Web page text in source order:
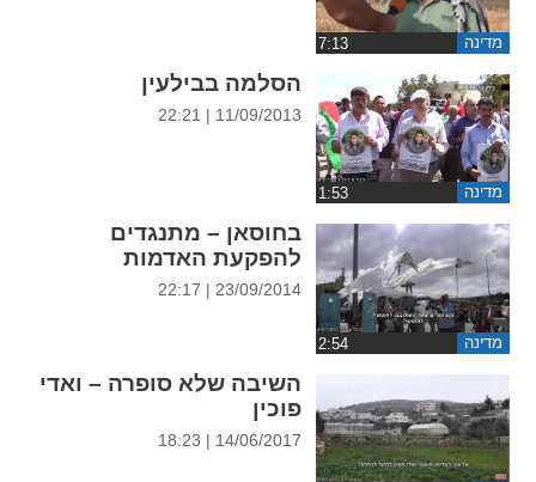
cached
כל
ההגדרות
משוב
מדינה
מדינה
הסלמה בבילעין
11/09/2013 | 22:21
מדינה
בחוסאן – מתנגדים
להפקעת האדמות
23/09/2014 | 22:17
השיבה שלא סופרה – ואדי
פוכין
14/06/2017 | 18:23